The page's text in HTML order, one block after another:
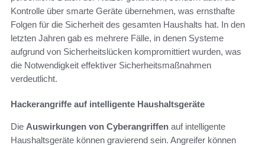
Kontrolle über smarte Geräte übernehmen, was ernsthafte
Folgen für die Sicherheit des gesamten Haushalts hat. In den
letzten Jahren gab es mehrere Fälle, in denen Systeme
aufgrund von Sicherheitslücken kompromittiert wurden, was
die Notwendigkeit effektiver Sicherheitsmaßnahmen
verdeutlicht.
Hackerangriffe auf intelligente Haushaltsgeräte
Die Auswirkungen von Cyberangriffen auf intelligente
Haushaltsgeräte können gravierend sein. Angreifer können